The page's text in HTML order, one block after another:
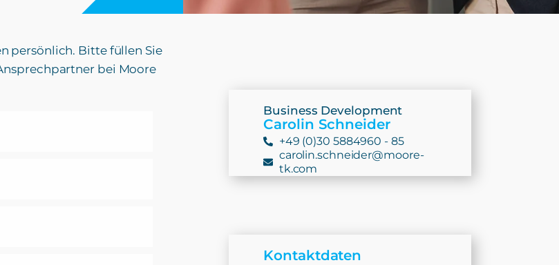
persönlich. Bitte füllen Sie
bei Moore
Business Development
Carolin Schneider
+49 (0)30 5884960 - 85
carolin.schneider@moore-
tk.com
Kontaktdaten